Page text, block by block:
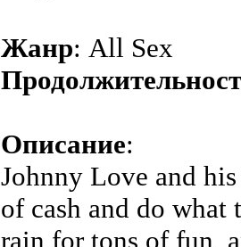
Жанр: All Sex
Описание:
Johnny Love and
of cash and do
rain for tons of fun,